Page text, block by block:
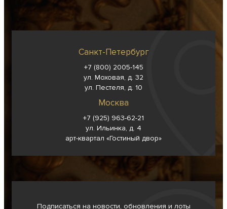
Санкт-Петербург
+7 (800) 2005-145
ул. Моховая, д. 32
ул. Пестеля, д. 10
Москва
+7 (925) 963-62-21
ул. Ильинка, д. 4
арт-квартал «Гостиный двор»
Подписаться на новости, обновления и лоты